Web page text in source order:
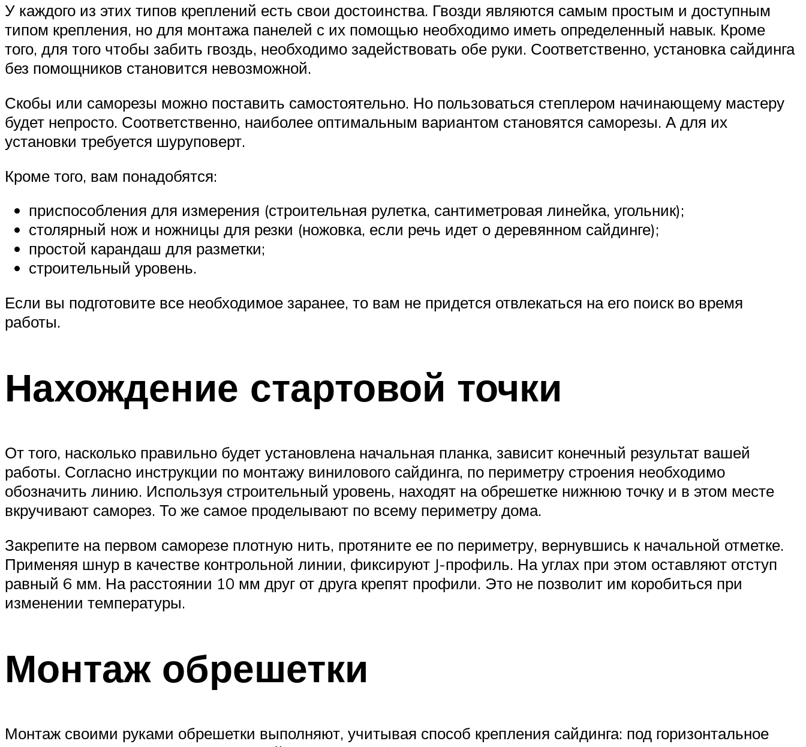
У каждого из этих типов креплений есть свои достоинства. Гвозди являются самым простым и доступным
типом крепления, но для монтажа панелей с их помощью необходимо иметь определенный навык. Кроме
того, для того чтобы забить гвоздь, необходимо задействовать обе руки. Соответственно, установка сайдинга
без помощников становится невозможной.
Скобы или саморезы можно поставить самостоятельно. Но пользоваться степлером начинающему мастеру
будет непросто. Соответственно, наиболее оптимальным вариантом становятся саморезы. А для их
установки требуется шуруповерт.
Кроме того, вам понадобятся:
приспособления для измерения (строительная рулетка, сантиметровая линейка, угольник);
столярный нож и ножницы для резки (ножовка, если речь идет о деревянном сайдинге);
простой карандаш для разметки;
строительный уровень.
Если вы подготовите все необходимое заранее, то вам не придется отвлекаться на его поиск во время
работы.
Нахождение стартовой точки
От того, насколько правильно будет установлена начальная планка, зависит конечный результат вашей
работы. Согласно инструкции по монтажу винилового сайдинга, по периметру строения необходимо
обозначить линию. Используя строительный уровень, находят на обрешетке нижнюю точку и в этом месте
вкручивают саморез. То же самое проделывают по всему периметру дома.
Закрепите на первом саморезе плотную нить, протяните ее по периметру, вернувшись к начальной отметке.
Применяя шнур в качестве контрольной линии, фиксируют J-профиль. На углах при этом оставляют отступ
равный 6 мм. На расстоянии 10 мм друг от друга крепят профили. Это не позволит им коробиться при
изменении температуры.
Монтаж обрешетки
Монтаж своими руками обрешетки выполняют, учитывая способ крепления сайдинга: под горизонтальное